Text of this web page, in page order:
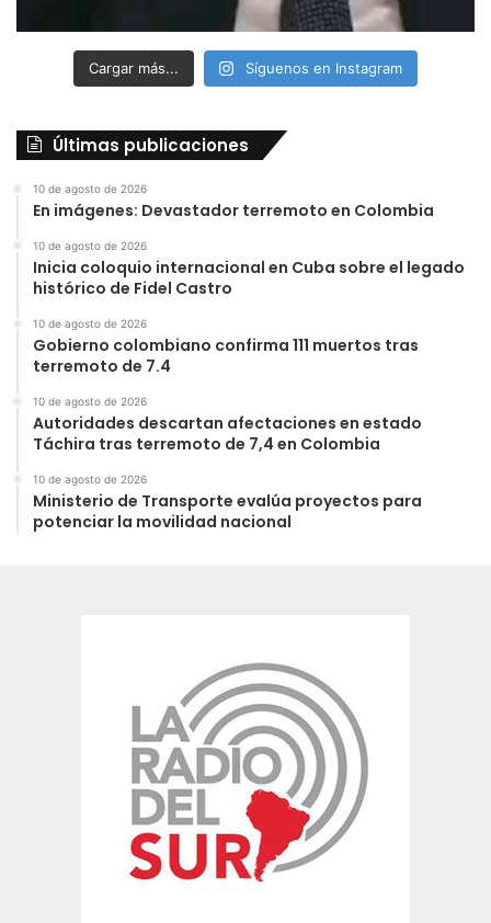
Cargar más... Síguenos en Instagram
Últimas publicaciones
10 de agosto de 2026
En imágenes: Devastador terremoto en Colombia
10 de agosto de 2026
Inicia coloquio internacional en Cuba sobre el legado
histórico de Fidel Castro
10 de agosto de 2026
Gobierno colombiano confirma 111 muertos tras
terremoto de 7.4
10 de agosto de 2026
Autoridades descartan afectaciones en estado
Táchira tras terremoto de 7,4 en Colombia
10 de agosto de 2026
Ministerio de Transporte evalúa proyectos para
potenciar la movilidad nacional